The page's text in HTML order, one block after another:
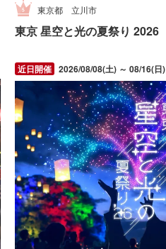
東京都立川市
東京 星空と光の夏祭り 2026
2026/08/08(土) ～ 08/16(日)